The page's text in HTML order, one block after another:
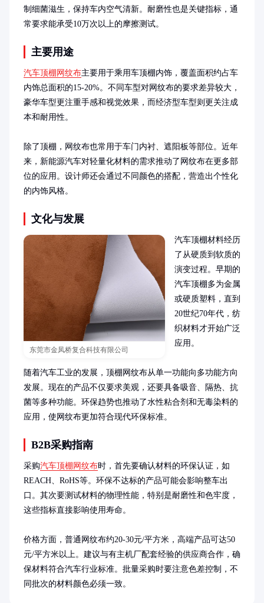
制细菌滋生，保持车内空气清新。耐磨性也是关键指标，通
常要求能承受10万次以上的摩擦测试。
主要用途
汽车顶棚网纹布主要用于乘用车顶棚内饰，覆盖面积约占车
内饰总面积的15-20%。不同车型对网纹布的要求差异较大，
豪华车型更注重手感和视觉效果，而经济型车型则更关注成
本和耐用性。
除了顶棚，网纹布也常用于车门内衬、遮阳板等部位。近年
来，新能源汽车对轻量化材料的需求推动了网纹布在更多部
位的应用。设计师还会通过不同颜色的搭配，营造出个性化
的内饰风格。
文化与发展
东莞市金凤桥复合科技有限公司
汽车顶棚材料经历
了从硬质到软质的
演变过程。早期的
汽车顶棚多为金属
或硬质塑料，直到
20世纪70年代，纺
织材料才开始广泛
应用。
随着汽车工业的发展，顶棚网纹布从单一功能向多功能方向
发展。现在的产品不仅要求美观，还要具备吸音、隔热、抗
菌等多种功能。环保趋势也推动了水性粘合剂和无毒染料的
应用，使网纹布更加符合现代环保标准。
B2B采购指南
采购汽车顶棚网纹布时，首先要确认材料的环保认证，如
REACH、RoHS等。环保不达标的产品可能会影响整车出
口。其次要测试材料的物理性能，特别是耐磨性和色牢度，
这些指标直接影响使用寿命。
价格方面，普通网纹布约20-30元/平方米，高端产品可达50
元/平方米以上。建议与有主机厂配套经验的供应商合作，确
保材料符合汽车行业标准。批量采购时要注意色差控制，不
同批次的材料颜色必须一致。